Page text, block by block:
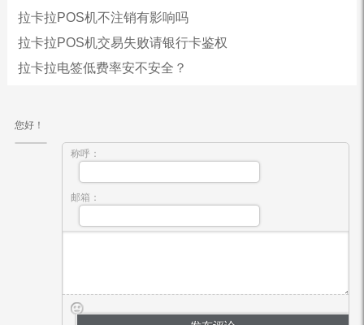
拉卡拉POS机不注销有影响吗
拉卡拉POS机交易失败请银行卡鉴权
拉卡拉电签低费率安不安全？
您好！
称呼：
邮箱：